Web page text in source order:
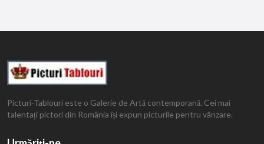
Picturi-Tablouri este o Galerie de Artă contemporană. Cei mai
talentați pictori din România își expun picturile pentru vânzare.